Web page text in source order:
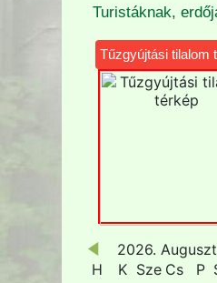
Turistáknak,
Tűzgyújtási tilalom
2026.
H
K Sze Cs P